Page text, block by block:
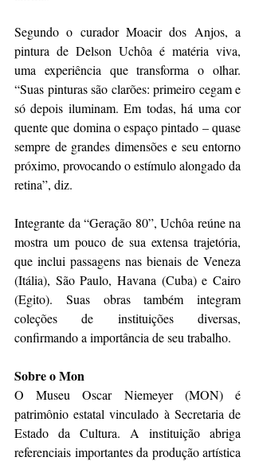
Segundo o curador Moacir dos Anjos, a
pintura de Delson Uchôa é matéria viva,
uma experiência que transforma o olhar.
“Suas pinturas são clarões: primeiro cegam e
só depois iluminam. Em todas, há uma cor
quente que domina o espaço pintado – quase
sempre de grandes dimensões e seu entorno
próximo, provocando o estímulo alongado da
retina”, diz.
Integrante da “Geração 80”, Uchôa reúne na
mostra um pouco de sua extensa trajetória,
que inclui passagens nas bienais de Veneza
(Itália), São Paulo, Havana (Cuba) e Cairo
(Egito). Suas obras também integram
coleções de instituições diversas,
confirmando a importância de seu trabalho.
Sobre o Mon
O Museu Oscar Niemeyer (MON) é
patrimônio estatal vinculado à Secretaria de
Estado da Cultura. A instituição abriga
referenciais importantes da produção artística